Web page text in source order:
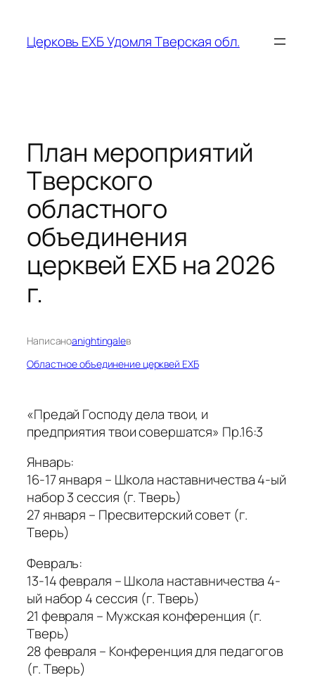
содержимому
Церковь ЕХБ Удомля Тверская обл.
План мероприятий
Тверского
областного
объединения
церквей ЕХБ на 2026
г.
Написаноanightingaleв
Областное объединение церквей ЕХБ
«Предай Господу дела твои, и
предприятия твои совершатся» Пр.16:3
Январь:
16-17 января – Школа наставничества 4-ый
набор 3 сессия (г. Тверь)
27 января – Пресвитерский совет (г.
Тверь)
Февраль:
13-14 февраля – Школа наставничества 4-
ый набор 4 сессия (г. Тверь)
21 февраля – Мужская конференция (г.
Тверь)
28 февраля – Конференция для педагогов
(г. Тверь)